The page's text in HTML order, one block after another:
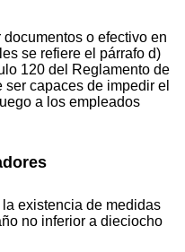
o efectivo en
se refiere el párrafo d)
120 del Reglamento de
capaces de impedir el
a los empleados
existencia de medidas
no inferior a dieciocho